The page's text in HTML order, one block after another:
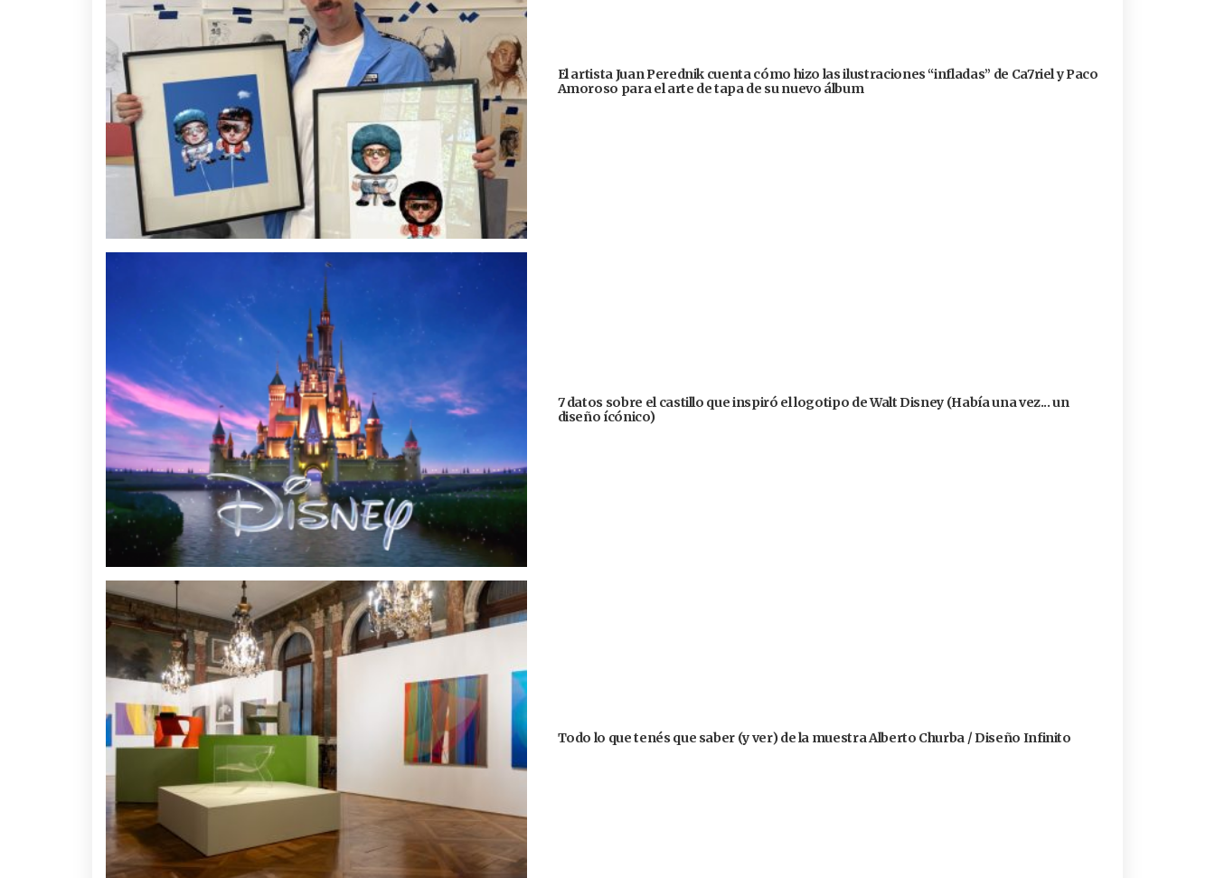
El artista Juan Perednik cuenta cómo hizo las ilustraciones “infladas” de Ca7riel y Paco
Amoroso para el arte de tapa de su nuevo álbum
7 datos sobre el castillo que inspiró el logotipo de Walt Disney (Había una vez... un
diseño ícónico)
Todo lo que tenés que saber (y ver) de la muestra Alberto Churba / Diseño Infinito